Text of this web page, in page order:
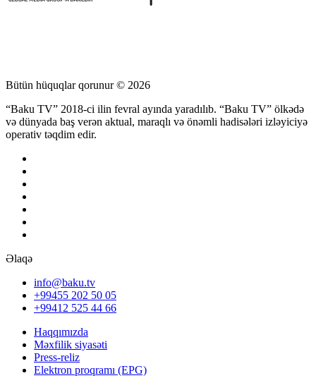
Bütün hüquqlar qorunur © 2026
“Baku TV” 2018-ci ilin fevral ayında yaradılıb. “Baku TV” ölkədə
və dünyada baş verən aktual, maraqlı və önəmli hadisələri izləyiciyə
operativ təqdim edir.
Əlaqə
info@baku.tv
+99455 202 50 05
+99412 525 44 66
Haqqımızda
Məxfilik siyasəti
Press-reliz
Elektron proqramı (EPG)